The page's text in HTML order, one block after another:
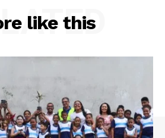
like this